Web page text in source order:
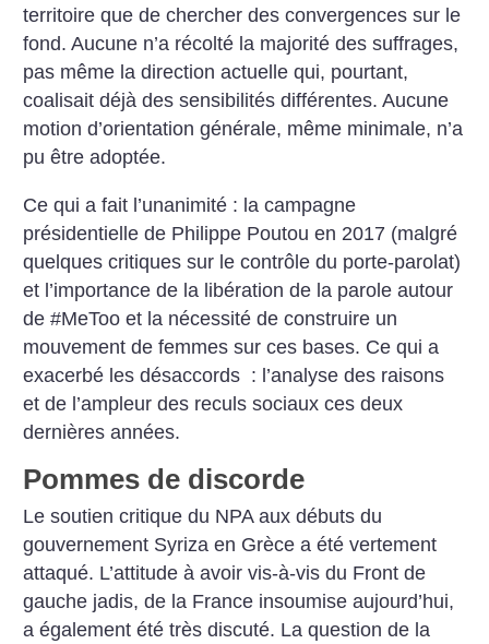
territoire que de chercher des convergences sur le
fond. Aucune n’a récolté la majorité des suffrages,
pas même la direction actuelle qui, pourtant,
coalisait déjà des sensibilités différentes. Aucune
motion d’orientation générale, même minimale, n’a
pu être adoptée.
Ce qui a fait l’unanimité : la campagne
présidentielle de Philippe Poutou en 2017 (malgré
quelques critiques sur le contrôle du porte-parolat)
et l’importance de la libération de la parole autour
de #MeToo et la nécessité de construire un
mouvement de femmes sur ces bases. Ce qui a
exacerbé les désaccords : l’analyse des raisons
et de l’ampleur des reculs sociaux ces deux
dernières années.
Pommes de discorde
Le soutien critique du NPA aux débuts du
gouvernement Syriza en Grèce a été vertement
attaqué. L’attitude à avoir vis-à-vis du Front de
gauche jadis, de la France insoumise aujourd’hui,
a également été très discuté. La question de la